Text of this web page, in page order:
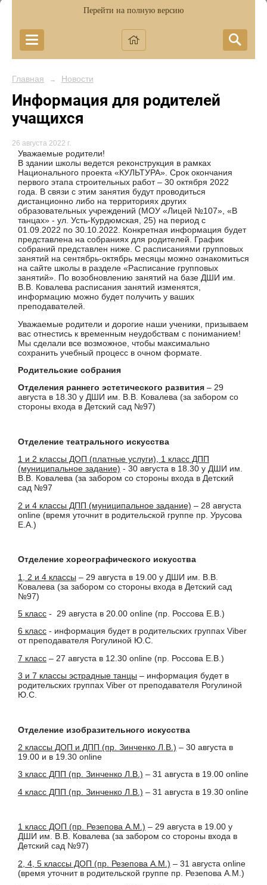
Перейти на полную версию
Главная → Новости
Информация для родителей
учащихся
26 августа 2022 г.
Уважаемые родители!
В здании школы ведется реконструкция в рамках
Национального проекта «КУЛЬТУРА». Срок окончания
первого этапа строительных работ – 30 октября 2022
года. В связи с этим занятия будут проводиться
дистанционно либо на территориях других
образовательных учреждений (МОУ «Лицей №107», «В
танцах» - ул. Усть-Курдюмская, 25) на период с
01.09.2022 по 30.10.2022. Конкретная информация будет
представлена на собраниях для родителей. График
собраний представлен ниже. С расписаниями групповых
занятий на сентябрь-октябрь месяцы можно ознакомиться
на сайте школы в разделе «Расписание групповых
занятий». По возобновлению занятий на базе ДШИ им.
В.В. Ковалева расписания занятий изменятся,
информацию можно будет получить у ваших
преподавателей.
Уважаемые родители и дорогие наши ученики, призываем
вас отнестись к временным неудобствам с пониманием!
Мы сделали все возможное, чтобы максимально
сохранить учебный процесс в очном формате.
Родительские собрания
Отделения раннего эстетического развития – 29
августа в 18.30 у ДШИ им. В.В. Ковалева (за забором со
стороны входа в Детский сад №97)
Отделение театрального искусства
1 и 2 классы ДОП (платные услуги), 1 класс ДПП
(муниципальное задание) - 30 августа в 18.30 у ДШИ им.
В.В. Ковалева (за забором со стороны входа в Детский
сад №97
2 и 4 классы ДПП (муниципальное задание) – 28 августа
online (время уточнит в родительской группе пр. Урусова
Е.А.)
Отделение хореографического искусства
1, 2 и 4 классы – 29 августа в 19.00 у ДШИ им. В.В.
Ковалева (за забором со стороны входа в Детский сад
№97)
5 класс - 29 августа в 20.00 online (пр. Россова Е.В.)
6 класс - информация будет в родительских группах Viber
от преподавателя Рогулиной Ю.С.
7 класс – 27 августа в 12.30 online (пр. Россова Е.В.)
3 и 7 классы эстрадные танцы – информация будет в
родительских группах Viber от преподавателя Рогулиной
Ю.С.
Отделение изобразительного искусства
2 классы ДОП и ДПП (пр. Зинченко Л.В.) – 30 августа в
19.00 и в 19.30 online
3 класс ДПП (пр. Зинченко Л.В.) – 31 августа в 19.00 online
4 класс ДПП (пр. Зинченко Л.В.) – 31 августа в 19.30 online
1 класс ДОП (пр. Резепова А.М.) – 29 августа в 19.00 у
ДШИ им. В.В. Ковалева (за забором со стороны входа в
Детский сад №97)
2, 4, 5 классы ДОП (пр. Резепова А.М.) – 31 августа online
(время уточнит в родительской группе пр. Резепова А.М.)